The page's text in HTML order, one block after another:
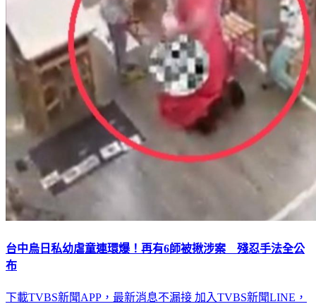
台中烏日私幼虐童連環爆！再有6師被揪涉案 殘忍手法全公
布
下載TVBS新聞APP，最新消息不漏接 加入TVBS新聞LINE，